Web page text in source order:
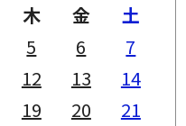
木 金
土
5 6
7
12 13
14
19 20
21